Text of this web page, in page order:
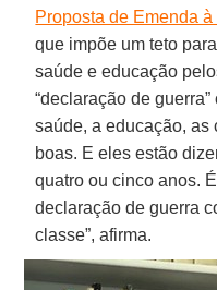
Proposta de Emenda
que impõe um teto
saúde e educação
“declaração de
saúde, a educação,
boas. E eles estão
quatro ou cinco anos.
declaração de guerra
classe”, afirma.